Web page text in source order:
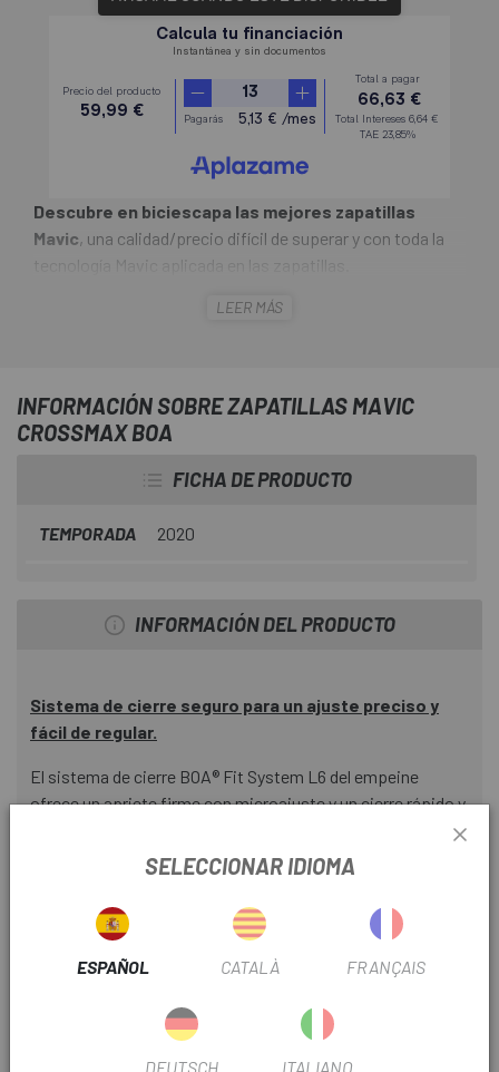
Descubre en biciescapa las mejores zapatillas
Mavic, una calidad/precio difícil de superar y con toda la
tecnología Mavic aplicada en las zapatillas.
ya las tenemos y sabemos que no van a
para realizar rutas intensas de cross country. Lasuela
Energy Grip Terra y el taquedado Contragrip
LEER MÁS
INFORMACIÓN SOBRE ZAPATILLAS MAVIC
CROSSMAX BOA
FICHA DE PRODUCTO
TEMPORADA 2020
INFORMACIÓN DEL PRODUCTO
Sistema de cierre seguro para un ajuste preciso y
fácil de regular.
El sistema de cierre BOA® Fit System L6 del empeine
ofrece un apriete firme con microajuste y un cierre rápido y
Excelente ajuste y ventilación.
El flexible tejido de microfibras sintéticas del empeine
ofrece un ajuste y transpirabilidad óptimos.
para aumentar la ventilación.
SELECCIONAR IDIOMA
ESPAÑOL CATALÀ FRANÇAIS
DEUTSCH ITALIANO